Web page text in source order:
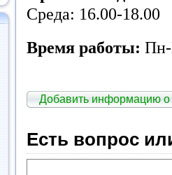
Среда: 16.00-18.00
Время работы: Пн-
Добавить информацию
Есть вопрос